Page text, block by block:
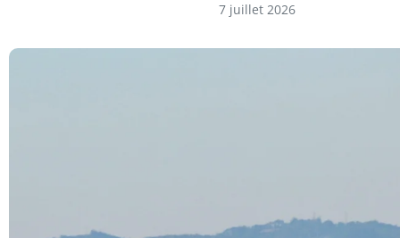
7 juillet 2026